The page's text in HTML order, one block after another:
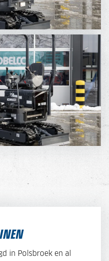
in Polsbroek en al